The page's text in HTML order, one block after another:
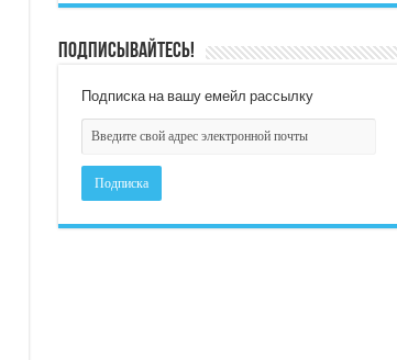
Подписывайтесь!
Подписка на вашу емейл рассылку